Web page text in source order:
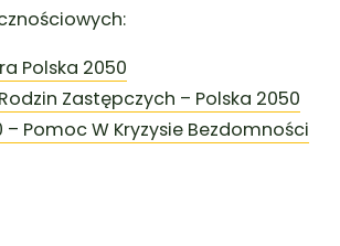
Polska 2050
Zastępczych – Polska 2050
– Pomoc W Kryzysie Bezdomności